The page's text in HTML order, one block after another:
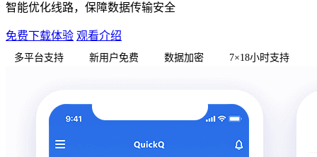
智能优化线路，保障数据传输安全
免费下载体验 观看介绍
多平台支持 新用户免费 数据加密 7×18小时支持